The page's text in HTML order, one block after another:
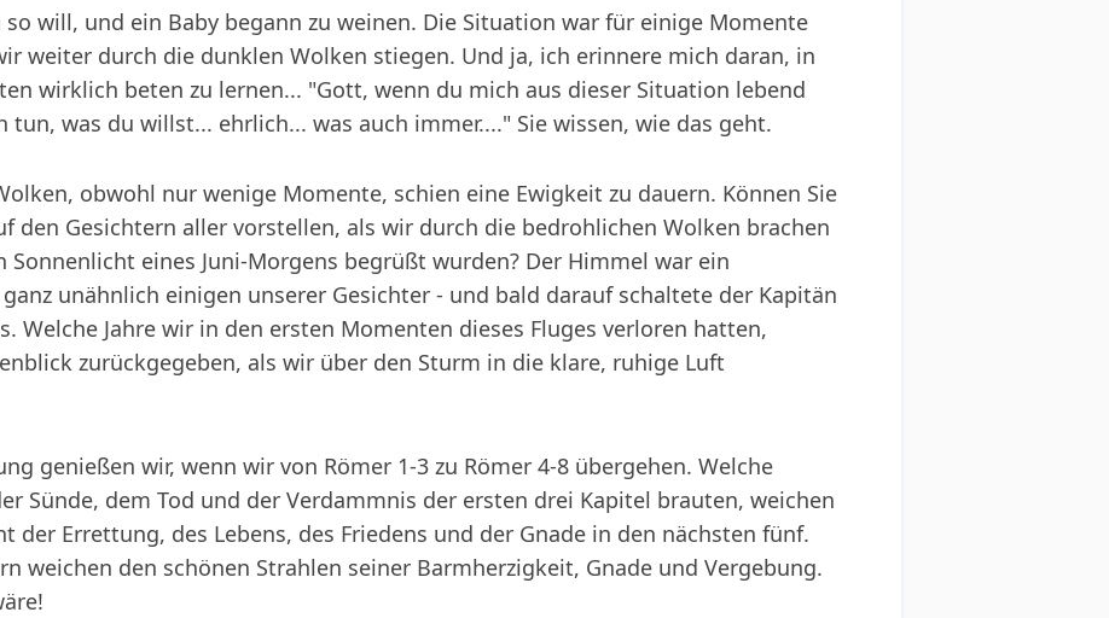
so will, und ein Baby begann zu weinen. Die Situation war für einige Momente
weiter durch die dunklen Wolken stiegen. Und ja, ich erinnere mich daran, in
wirklich beten zu lernen... "Gott, wenn du mich aus dieser Situation lebend
tun, was du willst... ehrlich... was auch immer...." Sie wissen, wie das geht.
obwohl nur wenige Momente, schien eine Ewigkeit zu dauern. Können Sie
den Gesichtern aller vorstellen, als wir durch die bedrohlichen Wolken brachen
Sonnenlicht eines Juni-Morgens begrüßt wurden? Der Himmel war ein
unähnlich einigen unserer Gesichter - und bald darauf schaltete der Kapitän
Welche Jahre wir in den ersten Momenten dieses Fluges verloren hatten,
zurückgegeben, als wir über den Sturm in die klare, ruhige Luft
genießen wir, wenn wir von Römer 1-3 zu Römer 4-8 übergehen. Welche
Sünde, dem Tod und der Verdammnis der ersten drei Kapitel brauten, weichen
der Errettung, des Lebens, des Friedens und der Gnade in den nächsten fünf.
weichen den schönen Strahlen seiner Barmherzigkeit, Gnade und Vergebung.